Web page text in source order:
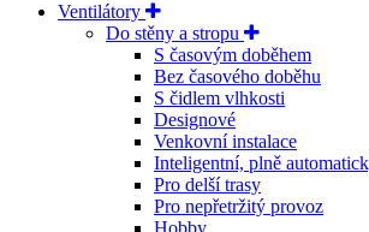
Ventilátory
Do stěny a stropu
S časovým doběhem
Bez časového doběhu
S čidlem vlhkosti
Designové
Venkovní instalace
Inteligentní, plně
Pro delší trasy
Pro nepřetržitý provoz